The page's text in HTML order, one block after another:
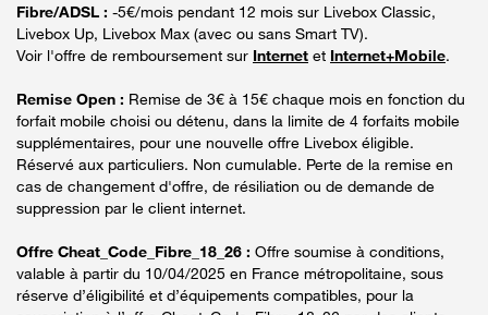
Fibre/ADSL : -5€/mois pendant 12 mois sur Livebox Classic,
Livebox Up, Livebox Max (avec ou sans Smart TV).
Voir l'offre de remboursement sur Internet et Internet+Mobile.
Remise Open : Remise de 3€ à 15€ chaque mois en fonction du
forfait mobile choisi ou détenu, dans la limite de 4 forfaits mobile
supplémentaires, pour une nouvelle offre Livebox éligible.
Réservé aux particuliers. Non cumulable. Perte de la remise en
cas de changement d'offre, de résiliation ou de demande de
suppression par le client internet.
Offre Cheat_Code_Fibre_18_26 : Offre soumise à conditions,
valable à partir du 10/04/2025 en France métropolitaine, sous
réserve d’éligibilité et d’équipements compatibles, pour la